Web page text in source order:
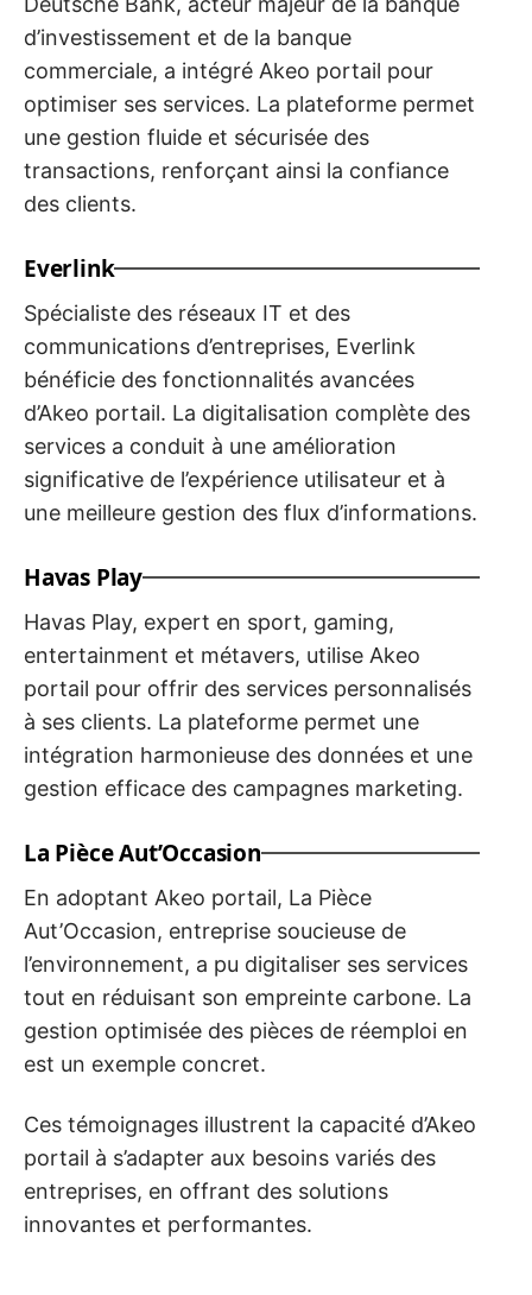
d’investissement et de la banque
commerciale, a intégré Akeo portail pour
optimiser ses services. La plateforme permet
une gestion fluide et sécurisée des
transactions, renforçant ainsi la confiance
des clients.
Everlink
Spécialiste des réseaux IT et des
communications d’entreprises, Everlink
bénéficie des fonctionnalités avancées
d’Akeo portail. La digitalisation complète des
services a conduit à une amélioration
significative de l’expérience utilisateur et à
une meilleure gestion des flux d’informations.
Havas Play
Havas Play, expert en sport, gaming,
entertainment et métavers, utilise Akeo
portail pour offrir des services personnalisés
à ses clients. La plateforme permet une
intégration harmonieuse des données et une
gestion efficace des campagnes marketing.
La Pièce Aut’Occasion
En adoptant Akeo portail, La Pièce
Aut’Occasion, entreprise soucieuse de
l’environnement, a pu digitaliser ses services
tout en réduisant son empreinte carbone. La
gestion optimisée des pièces de réemploi en
est un exemple concret.
Ces témoignages illustrent la capacité d’Akeo
portail à s’adapter aux besoins variés des
entreprises, en offrant des solutions
innovantes et performantes.